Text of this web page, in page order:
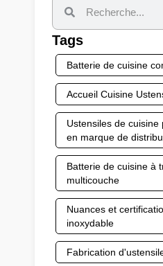
Tags
Batterie de cuisine
Accueil Cuisine
Ustensiles de cuisine
en marque de
Batterie de cuisine à
multicouche
Nuances et
inoxydable
Fabrication